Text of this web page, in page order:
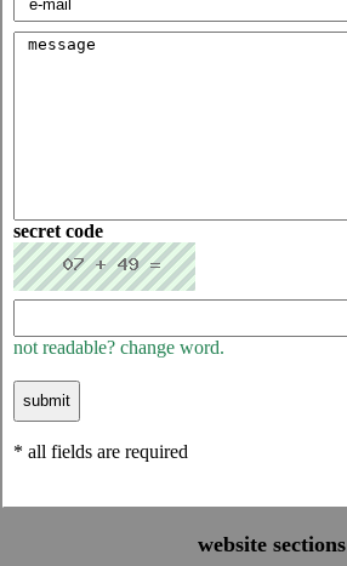
secret code
not readable? change word.
* all fields are required
website sections